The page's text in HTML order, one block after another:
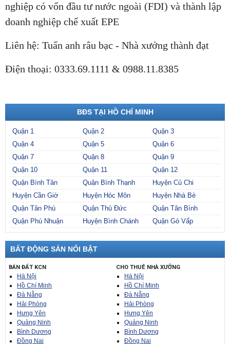
nghiệp có vốn đầu tư nước ngoài (FDI) và thành lập
doanh nghiệp chế xuất EPE
Liên hệ: Tuấn anh râu bạc - Nhà xưởng thành đạt
Điện thoại: 0333.69.1111 & 0988.11.8385
BĐS TẠI HỒ CHÍ MINH
Quận 1 Quận 2
Quận 3
Quận 4
Quận 5
Quận 6
Quận 7
Quận 8
Quận 9
Quận 10
Quận 11
Quận 12
Quận Bình Tân
Quận Bình Thạnh
Huyện Củ Chi
Huyện Cần Giờ
Huyện Hóc Môn
Huyện Nhà Bè
Quận Tân Phú
Quận Thủ Đức
Quận Tân Bình
Quận Phú Nhuận
Huyện Bình Chánh Quận Gò Vấp
BẤT ĐỘNG SẢN NỔI BẬT
BÁN ĐẤT KCN
Hà Nội
Hồ Chí Minh
Đà Nẵng
Hải Phòng
Hưng Yên
Quảng Ninh
Bình Dương
Đồng Nai
CHO THUÊ NHÀ XƯỞNG
Hà Nội
Hồ Chí Minh
Đà Nẵng
Hải Phòng
Hưng Yên
Quảng Ninh
Bình Dương
Đồng Nai